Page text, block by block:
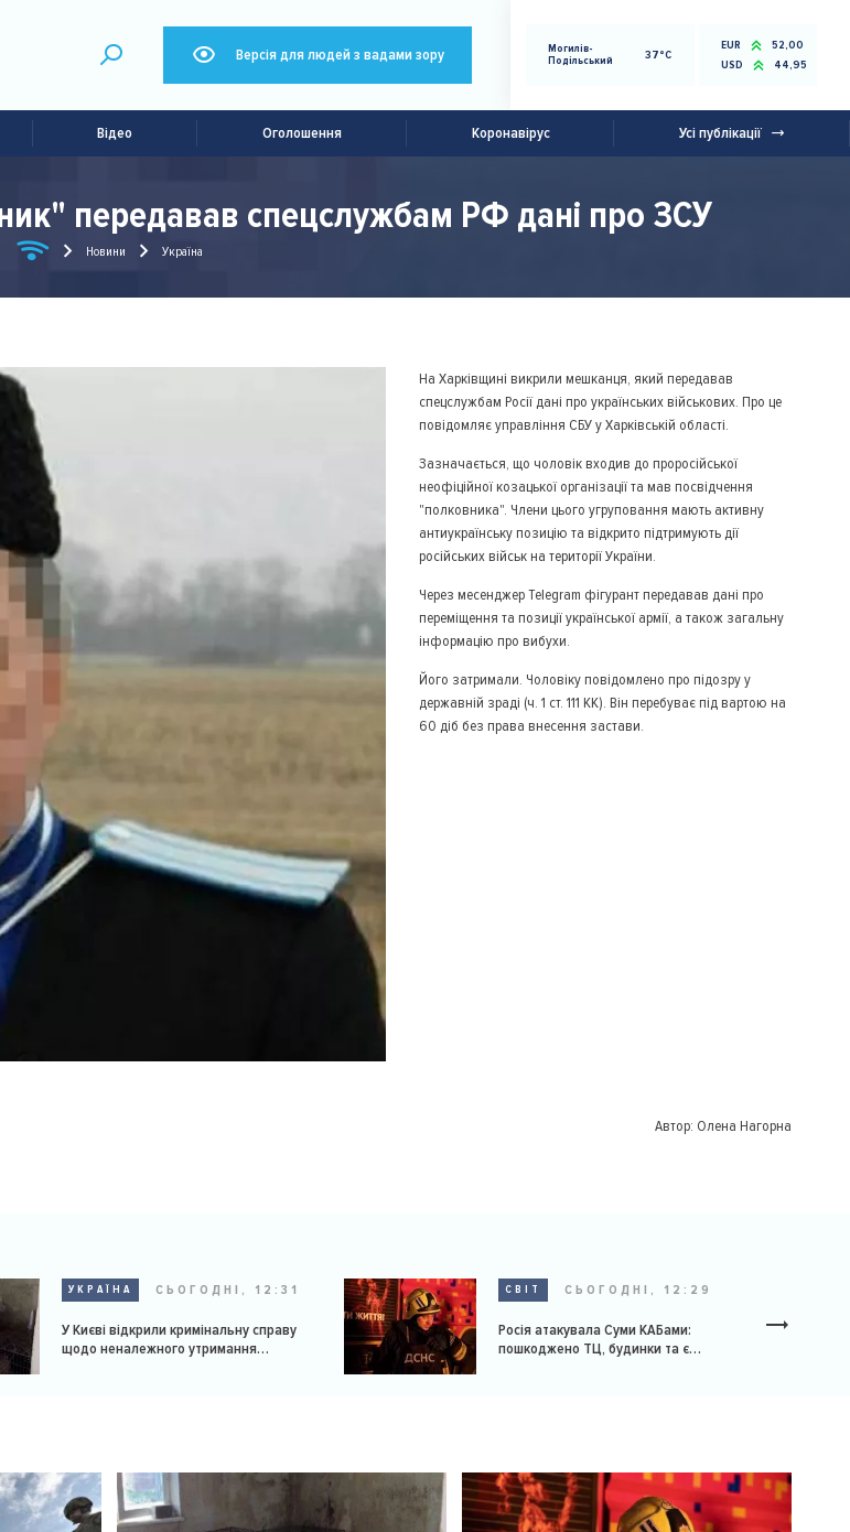
Версія для людей з вадами зору
Могилів-
Подільський
37°C
EUR
52,00
USD
44,95
Відео Оголошення Коронавірус Усі публікації
передавав спецслужбам РФ дані про ЗСУ
Новини Україна
На Харківщині викрили мешканця, який передавав
спецслужбам Росії дані про українських військових. Про це
повідомляє управління СБУ у Харківській області.
Зазначається, що чоловік входив до проросійської
неофіційної козацької організації та мав посвідчення
"полковника". Члени цього угруповання мають активну
антиукраїнську позицію та відкрито підтримують дії
російських військ на території України.
Через месенджер Telegram фігурант передавав дані про
переміщення та позиції української армії, а також загальну
інформацію про вибухи.
Його затримали. Чоловіку повідомлено про підозру у
державній зраді (ч. 1 ст. 111 КК). Він перебуває під вартою на
60 діб без права внесення застави.
Автор: Олена Нагорна
УКРАЇНА СЬОГОДНІ, 12:31
У Києві відкрили кримінальну справу
щодо неналежного утримання
СВІТ СЬОГОДНІ, 12:29
Росія атакувала Суми КАБами:
пошкоджено ТЦ, будинки та є